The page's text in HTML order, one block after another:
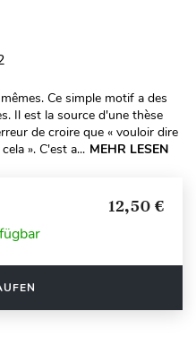
Ce simple motif a des
Il est la source d'une thèse
de croire que « vouloir dire
». C'est a... MEHR LESEN
12,50 €